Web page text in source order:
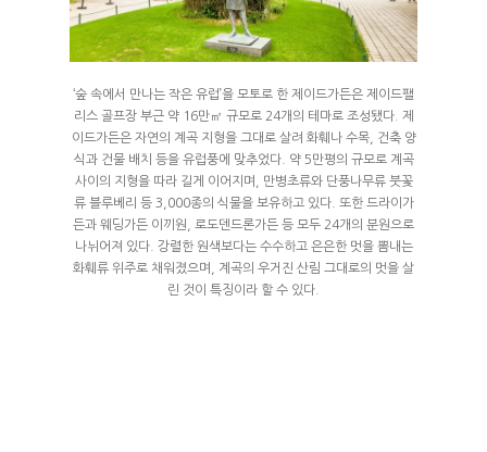
‘숲 속에서 만나는 작은 유럽’을 모토로 한 제이드가든은 제이드팰
리스 골프장 부근 약 16만㎡ 규모로 24개의 테마로 조성됐다. 제
이드가든은 자연의 계곡 지형을 그대로 살려 화훼나 수목, 건축 양
식과 건물 배치 등을 유럽풍에 맞추었다. 약 5만평의 규모로 계곡
사이의 지형을 따라 길게 이어지며, 만병초류와 단풍나무류 붓꽃
류 블루베리 등 3,000종의 식물을 보유하고 있다. 또한 드라이가
든과 웨딩가든 이끼원, 로도덴드론가든 등 모두 24개의 분원으로
나뉘어져 있다. 강렬한 원색보다는 수수하고 은은한 멋을 뽐내는
화훼류 위주로 채워졌으며, 계곡의 우거진 산림 그대로의 멋을 살
린 것이 특징이라 할 수 있다.
인사말
외부풍경
배치도
객실&사이트
파쇄석
데크
풀타프 에어존
에코하우스
프리미엄 오토캠핑
프리미엄 화이트
스페셜
수영장
계곡
트렘폴린
예약안내
예약안내
실시간예약
여행지
오시는길